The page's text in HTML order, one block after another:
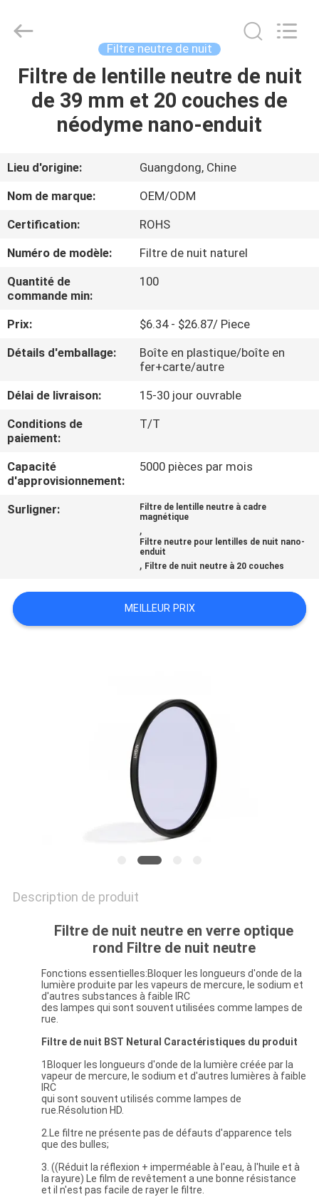
MAISON
PRODUITS
AU
SUJET
DE
VISITE
CONTRÔLE
QUALITÉ
CONTACTEZ-
NOUS
DEMANDEZ
PLAN
Technology
Reserved.
Filtre neutre de nuit
Filtre de lentille neutre de nuit
de 39 mm et 20 couches de
néodyme nano-enduit
Lieu d'origine:
Guangdong, Chine
Nom de marque:
OEM/ODM
Certification:
ROHS
Numéro de modèle:
Filtre de nuit naturel
Quantité de
commande min:
100
Prix:
$6.34 - $26.87/ Piece
Détails d'emballage:
Boîte en plastique/boîte en
fer+carte/autre
Délai de livraison:
15-30 jour ouvrable
Conditions de
paiement:
T/T
Capacité
d'approvisionnement:
5000 pièces par mois
Surligner:
Filtre de lentille neutre à cadre
magnétique
,
Filtre neutre pour lentilles de nuit nano-
enduit
, Filtre de nuit neutre à 20 couches
MEILLEUR PRIX
Description de produit
Filtre de nuit neutre en verre optique
rond Filtre de nuit neutre
Fonctions essentielles:Bloquer les longueurs d'onde de la
lumière produite par les vapeurs de mercure, le sodium et
d'autres substances à faible IRC
des lampes qui sont souvent utilisées comme lampes de
rue.
Filtre de nuit BST Netural Caractéristiques du produit
1Bloquer les longueurs d'onde de la lumière créée par la
vapeur de mercure, le sodium et d'autres lumières à faible
IRC
qui sont souvent utilisés comme lampes de
rue.Résolution HD.
2.Le filtre ne présente pas de défauts d'apparence tels
que des bulles;
3. ((Réduit la réflexion + imperméable à l'eau, à l'huile et à
la rayure) Le film de revêtement a une bonne résistance
et il n'est pas facile de rayer le filtre.